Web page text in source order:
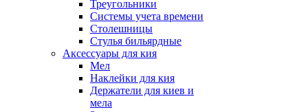
Треугольники
Системы учета времени
Столешницы
Стулья бильярдные
Аксессуары для кия
Мел
Наклейки для кия
Держатели для киев и
мела